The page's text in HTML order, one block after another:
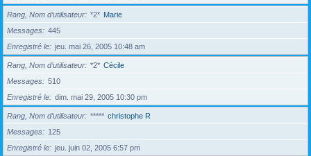
Rang, Nom d’utilisateur *2* Marie
Messages
445
Enregistré le
jeu. mai 26, 2005 10:48 am
Rang, Nom d’utilisateur *2* Cécile
Messages
510
Enregistré le
dim. mai 29, 2005 10:30 pm
Rang, Nom d’utilisateur ***** christophe R
Messages
125
Enregistré le
jeu. juin 02, 2005 6:57 pm